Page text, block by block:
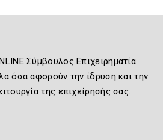
Σύμβουλος Επιχειρηματία
όσα αφορούν την ίδρυση και την
της επιχείρησής σας.